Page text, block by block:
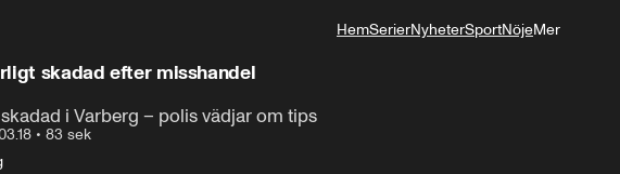
HemSerierNyheterSportNöjeMer
skadad efter misshandel
i Varberg – polis vädjar om tips
• 83 sek